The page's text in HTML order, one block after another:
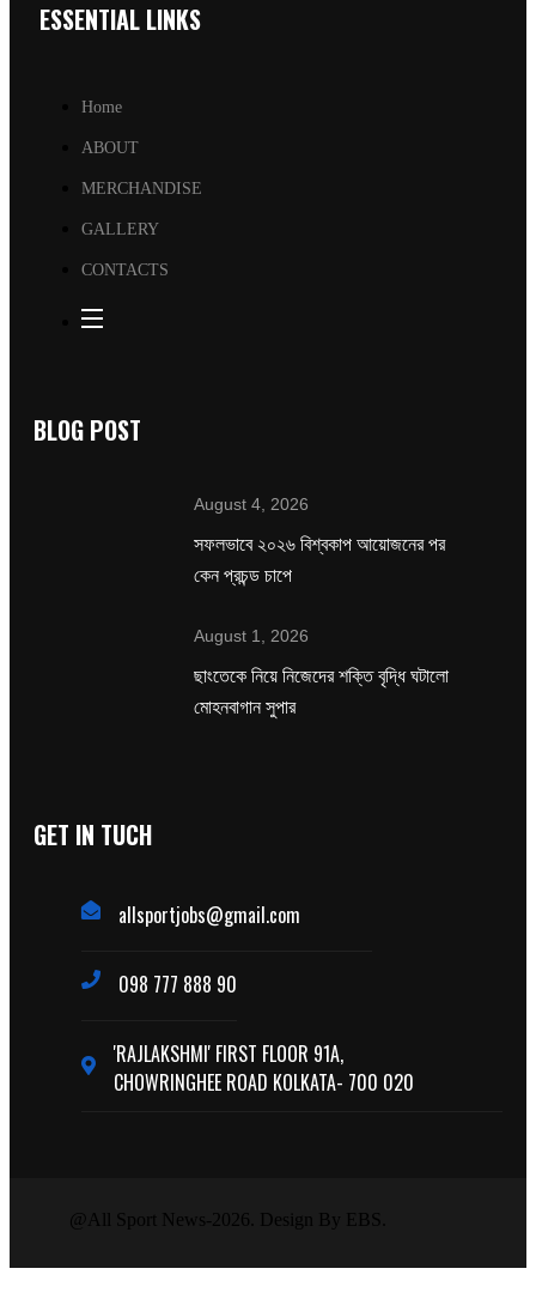
ESSENTIAL LINKS
Home
ABOUT
MERCHANDISE
GALLERY
CONTACTS
BLOG POST
August 4, 2026
সফলভাবে ২০২৬ বিশ্বকাপ আয়োজনের পর
কেন প্রচন্ড চাপে
August 1, 2026
ছাংতেকে নিয়ে নিজেদের শক্তি বৃদ্ধি ঘটালো
মোহনবাগান সুপার
GET IN TUCH
allsportjobs@gmail.com
098 777 888 90
'RAJLAKSHMI' FIRST FLOOR 91A,
CHOWRINGHEE ROAD KOLKATA- 700 020
@All Sport News-2026. Design By EBS.